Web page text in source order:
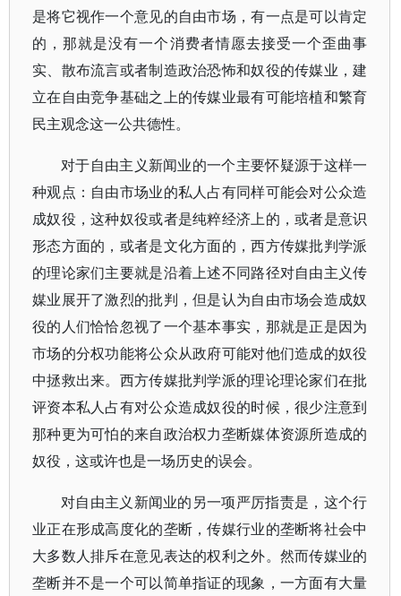
是将它视作一个意见的自由市场，有一点是可以肯定
的，那就是没有一个消费者情愿去接受一个歪曲事
实、散布流言或者制造政治恐怖和奴役的传媒业，建
立在自由竞争基础之上的传媒业最有可能培植和繁育
民主观念这一公共德性。
对于自由主义新闻业的一个主要怀疑源于这样一
种观点：自由市场业的私人占有同样可能会对公众造
成奴役，这种奴役或者是纯粹经济上的，或者是意识
形态方面的，或者是文化方面的，西方传媒批判学派
的理论家们主要就是沿着上述不同路径对自由主义传
媒业展开了激烈的批判，但是认为自由市场会造成奴
役的人们恰恰忽视了一个基本事实，那就是正是因为
市场的分权功能将公众从政府可能对他们造成的奴役
中拯救出来。西方传媒批判学派的理论理论家们在批
评资本私人占有对公众造成奴役的时候，很少注意到
那种更为可怕的来自政治权力垄断媒体资源所造成的
奴役，这或许也是一场历史的误会。
对自由主义新闻业的另一项严厉指责是，这个行
业正在形成高度化的垄断，传媒行业的垄断将社会中
大多数人排斥在意见表达的权利之外。然而传媒业的
垄断并不是一个可以简单指证的现象，一方面有大量